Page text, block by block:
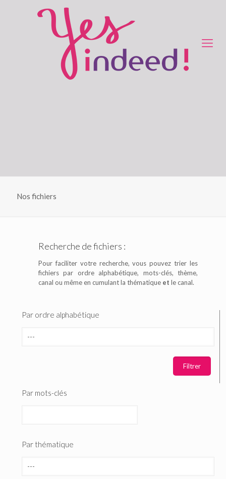
Nos fichiers
Recherche de fichiers :
Pour faciliter votre recherche, vous pouvez trier les
fichiers par ordre alphabétique, mots-clés, thème,
canal ou même en cumulant la thématique et le canal.
Par ordre alphabétique
Par mots-clés
Par thématique